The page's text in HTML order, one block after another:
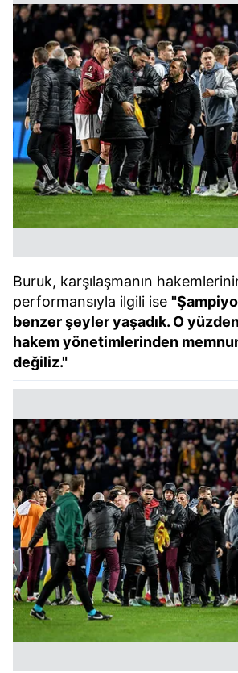
Buruk, karşılaşmanın
performansıyla ilgili ise
benzer şeyler yaşadık. O
hakem yönetimlerinden
değiliz."